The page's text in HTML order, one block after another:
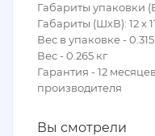
Габариты упаковки
Габариты (ШхВ): 12 х
Вес в упаковке -
Вес - 0.265 кг
Гарантия - 12
производителя
Вы смотрели